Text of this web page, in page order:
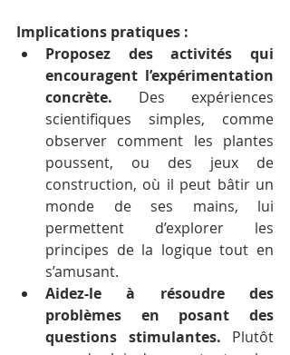
Implications pratiques :
Proposez des activités qui
encouragent l’expérimentation
concrète. Des expériences
scientifiques simples, comme
observer comment les plantes
poussent, ou des jeux de
construction, où il peut bâtir un
monde de ses mains, lui
permettent d’explorer les
principes de la logique tout en
s’amusant.
Aidez-le à résoudre des
problèmes en posant des
questions stimulantes. Plutôt